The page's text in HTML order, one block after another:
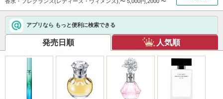
アプリなら もっと便利に検索できる
発売日順 人気順